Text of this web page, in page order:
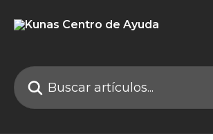
Buscar artículos...